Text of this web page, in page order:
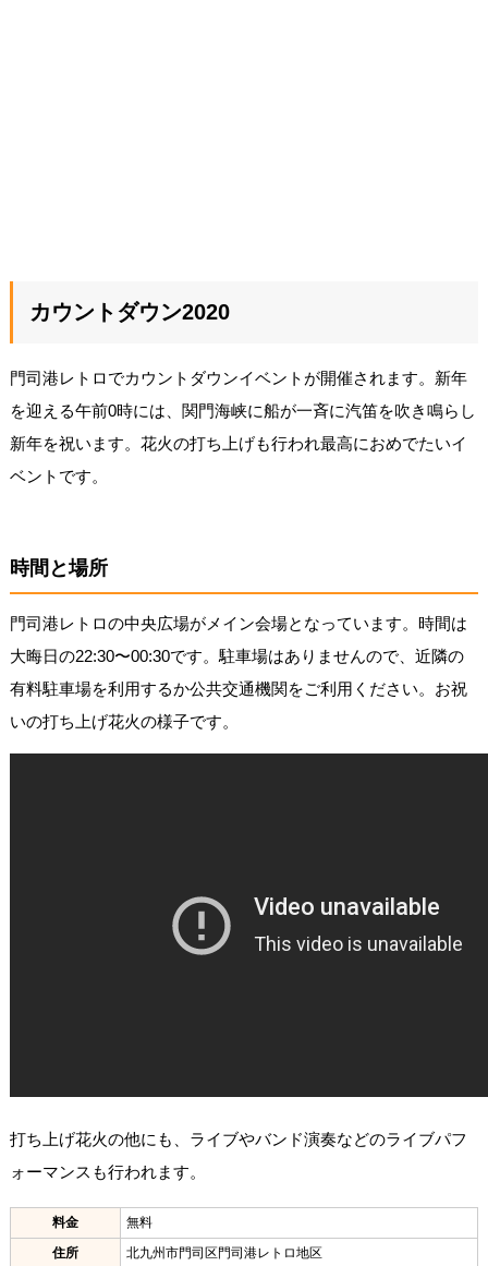
カウントダウン2020
門司港レトロでカウントダウンイベントが開催されます。新年
を迎える午前0時には、関門海峡に船が一斉に汽笛を吹き鳴らし
新年を祝います。花火の打ち上げも行われ最高におめでたいイ
ベントです。
時間と場所
門司港レトロの中央広場がメイン会場となっています。時間は
大晦日の22:30〜00:30です。駐車場はありませんので、近隣の
有料駐車場を利用するか公共交通機関をご利用ください。お祝
いの打ち上げ花火の様子です。
打ち上げ花火の他にも、ライブやバンド演奏などのライブパフ
ォーマンスも行われます。
料金
無料
住所
北九州市門司区門司港レトロ地区